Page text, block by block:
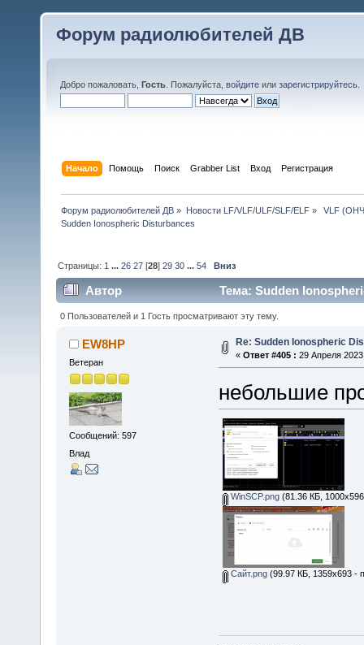
Форум радиолюбителей ДВ
Добро пожаловать, Гость . Пожалуйста, войдите или зарегистрируйтесь
Начало Помощь Поиск Grabber List Вход Регистрация
Форум радиолюбителей ДВ » Новости LF/VLF/ULF/SLF/ELF»
VLF (ОНЧ
Sudden Ionospheric Disturbances
Страницы: 1 ...26 27 [28]29 30 ...54 Вниз
Автор Тема: Sudden
0 Пользователей и 1 Гость просматривают эту тему.
EW8HP
Ветеран
Сообщений: 597
Влад
Re: Sudden Ionospheric
« Ответ #405 : 29 Апреля
небольшие
WinSCP.png(81.36 КБ,
Сайт.png(99.97 КБ, 1359x693 -